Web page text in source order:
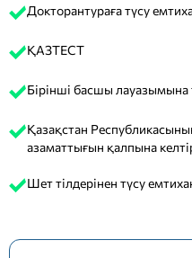
Докторантураға түсу
ҚАЗТЕСТ
Бірінші басшы лауазымына
Қазақстан
азаматтығын қалпына
Шет тілдерінен түсу